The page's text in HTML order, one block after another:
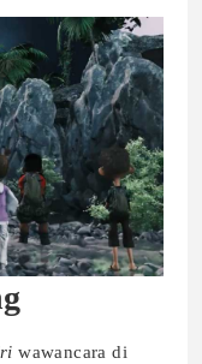
wawancara di